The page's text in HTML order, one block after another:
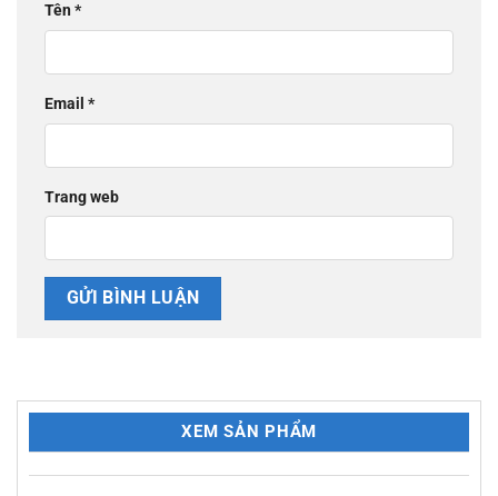
Tên*
Email *
Trang web
XEM SẢN PHẨM